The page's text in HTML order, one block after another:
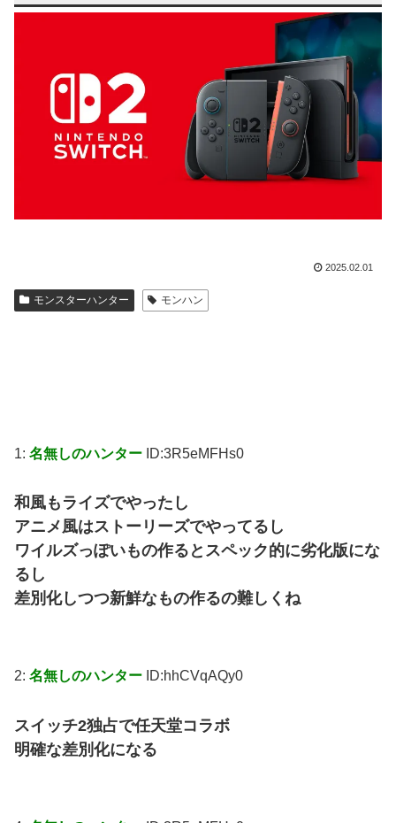
2025.02.01
モンスターハンター モンハン
1: 名無しのハンター ID:3R5eMFHs0
和風もライズでやったし
アニメ風はストーリーズでやってるし
ワイルズっぽいもの作るとスペック的に劣化版にな
るし
差別化しつつ新鮮なもの作るの難しくね
2: 名無しのハンター ID:hhCVqAQy0
スイッチ2独占で任天堂コラボ
明確な差別化になる